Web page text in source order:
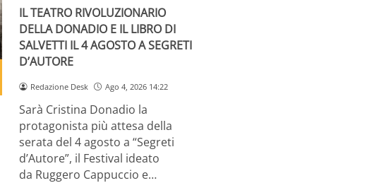
IL TEATRO RIVOLUZIONARIO
DELLA DONADIO E IL LIBRO DI
SALVETTI IL 4 AGOSTO A SEGRETI
D’AUTORE
Redazione Desk Ago 4, 2026 14:22
Sarà Cristina Donadio la
protagonista più attesa della
serata del 4 agosto a “Segreti
d’Autore”, il Festival ideato
da Ruggero Cappuccio e…